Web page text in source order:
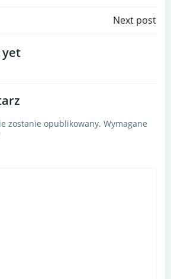
Nawigacja
Next post
yet
zostanie opublikowany. Wymagane